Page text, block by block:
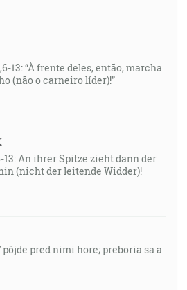
13: “À frente deles, então, marcha
(não o carneiro líder)!”
13: An ihrer Spitze zieht dann der
(nicht der leitende Widder)!
pred nimi hore; preboria sa a